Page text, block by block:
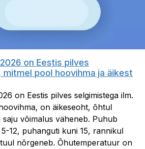
on Eestis pilves
pool hoovihma ja äikest
on Eestis pilves selgimistega ilm.
on äikeseoht, õhtul
võimalus väheneb. Puhub
12, puhanguti kuni 15, rannikul
nõrgeneb. Õhutemperatuur on